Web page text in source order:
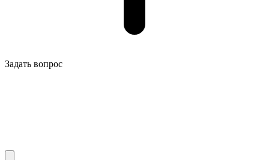
Задать вопрос